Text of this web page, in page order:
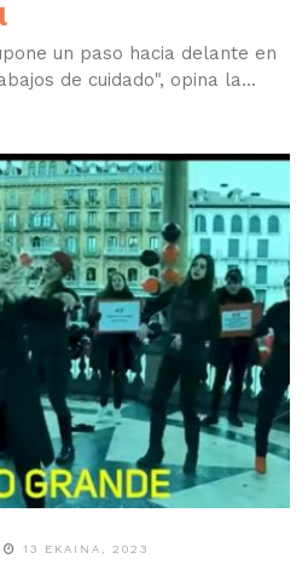
un paso hacia delante en
de cuidado", opina la...
13 EKAINA, 2023